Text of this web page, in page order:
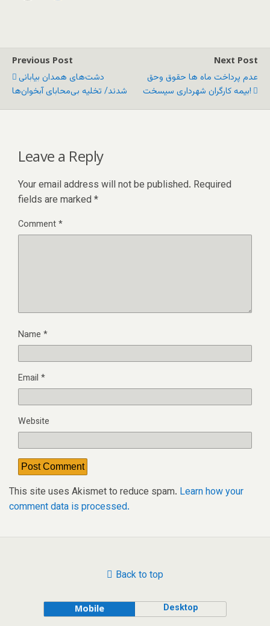
Previous Post
دشت‌های همدان بیابانی
شدند/ تخلیه بی‌محابای آبخوان‌ها
Next Post
عدم پرداخت ماه ها حقوق وحق
بیمه کارگران شهرداری سیسخت!
Leave a Reply
Your email address will not be published. Required
fields are marked *
Comment*
Name *
Email *
Website
This site uses Akismet to reduce spam. Learn how your
comment data is processed.
Back to top
Mobile Desktop